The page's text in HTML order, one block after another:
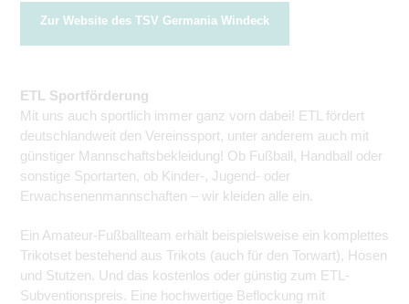
Zur Website des TSV Germania Windeck
ETL Sportförderung
Mit uns auch sportlich immer ganz vorn dabei! ETL fördert
deutschlandweit den Vereinssport, unter anderem auch mit
günstiger Mannschaftsbekleidung! Ob Fußball, Handball oder
sonstige Sportarten, ob Kinder-, Jugend- oder
Erwachsenenmannschaften – wir kleiden alle ein.
Ein Amateur-Fußballteam erhält beispielsweise ein komplettes
Trikotset bestehend aus Trikots (auch für den Torwart), Hosen
und Stutzen. Und das kostenlos oder günstig zum ETL-
Subventionspreis. Eine hochwertige Beflockung mit